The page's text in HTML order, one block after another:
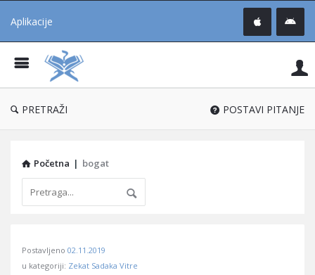
Aplikacije
®
PRETRAŽI POSTAVI PITANJE
Početna | bogat
Učene
Postavljeno 02.11.2019
u kategoriji: Zekat Sadaka Vitre